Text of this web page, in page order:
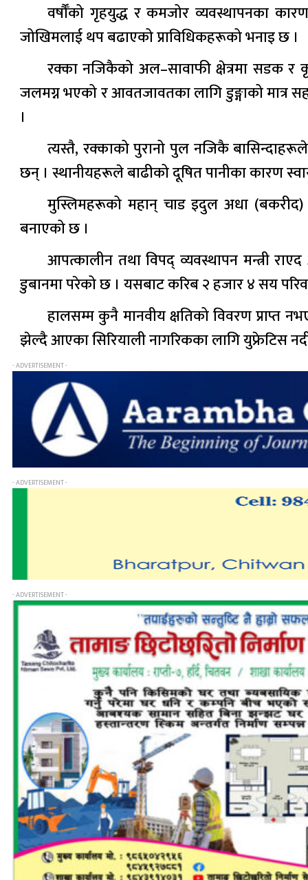
वर्षौँको गृहयुद्ध र कमजोर व्यवस्थापनका
जोखिमलाई थप बढाएको प्राविधिकहरूको भनाइ छ ।
रक्का नजिकैको अल–सावाफी क्षेत्रमा सडक र
जलमग्न भएको र आवतजावतका लागि डुङ्गाको मात्र
।
त्यस्तै, रक्काको पुरानो पुल नजिकै बासिन्दाहरूले
छन् । स्थानीयहरूले बाढीको दूषित पानीका कारण
मुस्लिमहरूको महान् चाड इदुल अधा (बकरीद)
बनाएको छ ।
आपत्कालीन तथा विपद् व्यवस्थापन मन्त्री
डुबानमा परेको छ । यसबाट करिब २ हजार ४ सय
हालसम्म कुनै मानवीय क्षतिको विवरण प्राप्त
झेल्दै आएका सिरियाली नागरिकका लागि युफ्रेटिस
- ADVERTISEMENT -
- ADVERTISEMENT -
- ADVERTISEMENT -